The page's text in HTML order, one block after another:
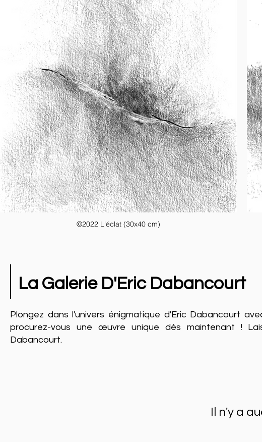
©2022 L'éclat (30x40 cm)
Plongez dans l'univers énigmatique d'Eric Dabancourt
procurez-vous une œuvre unique dès maintenant !
Dabancourt.
La Galerie D'Eric Dabancourt
Il n'y a